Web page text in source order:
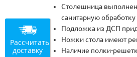
Столешница
санитарную обработку
Подложка из ДСП
Ножки стола имеют
Наличие полки-
Рассчитать
доставку